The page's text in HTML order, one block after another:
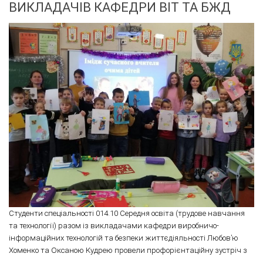
ВИКЛАДАЧІВ КАФЕДРИ ВІТ ТА БЖД
Студенти спеціальності 014.10 Середня освіта (трудове навчання
та технології) разом із викладачами кафедри виробничо-
інформаційних технологій та безпеки життєдіяльності Любов’ю
Хоменко та Оксаною Кудрею провели профорієнтаційну зустріч з